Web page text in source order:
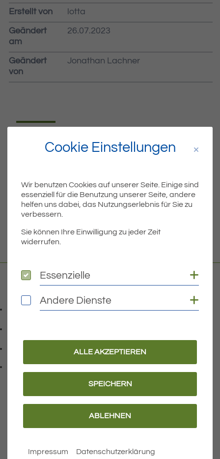
Erstellt von lotta
Geändert
am
26.07.2023
Geändert
von
Jonathan Lachner
Dateiname MIBLA-48.PDF
Dateigröße 7.43 MB
DOWNLOAD
07541 9708-0
Telefonnummer: 0 7 5 4 1 9 7 0 8 0
info@eriskirch.de
E-Mail Adresse: info@eriskirch.de
Adresse:
Wichtige Links
Cookie Einstellungen
Wir benutzen Cookies auf unserer Seite. Einige sind
essenziell für die Benutzung unserer Seite, andere
helfen uns dabei, das Nutzungserlebnis für Sie zu
verbessern.
Sie können Ihre Einwilligung zu jeder Zeit
widerrufen.
Essenzielle
Essenzielle
Andere Dienste
Andere Dienste
ALLE AKZEPTIEREN
SPEICHERN
ABLEHNEN
Impressum
Datenschutzerklärung